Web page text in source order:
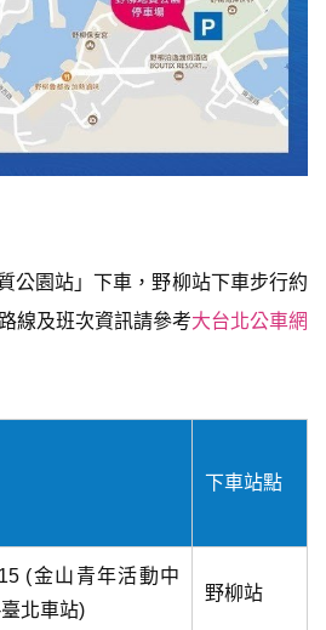
公園站」下車，野柳站下車步行約
線及班次資訊請參考大台北公車網
下車站點
(金山青年活動中
北車站)
野柳站